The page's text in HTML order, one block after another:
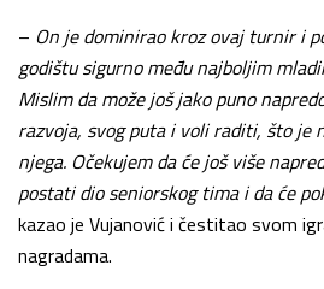
– On je dominirao kroz ovaj turnir i
godištu sigurno među najboljim
Mislim da može još jako puno
razvoja, svog puta i voli raditi, što je
njega. Očekujem da će još više
postati dio seniorskog tima i da će
kazao je Vujanović i čestitao svom
nagradama.